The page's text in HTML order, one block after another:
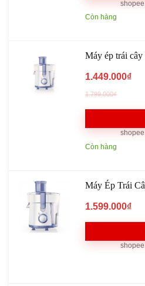
Còn hàng
Máy ép trái
1.449.000₫
1.799.000₫
Còn hàng
Máy Ép Trái
1.599.000₫